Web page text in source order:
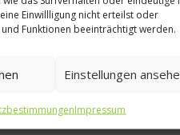
Einwillligung nicht erteilst oder
Funktionen beeinträchtigt werden.
Einstellungen
Impressum